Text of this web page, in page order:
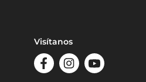
Visítanos